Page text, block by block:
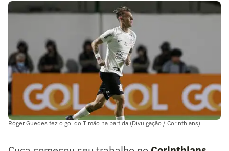
Róger Guedes fez o gol do Timão na partida (Divulgação / Corinthians)